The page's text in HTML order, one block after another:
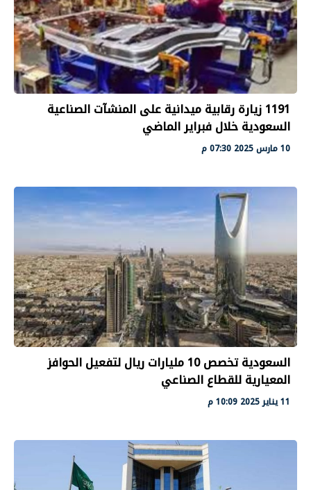
1191 زيارة رقابية ميدانية على المنشآت الصناعية
السعودية خلال فبراير الماضي
10 مارس 2025 07:30 م
السعودية تخصص 10 مليارات ريال لتفعيل الحوافز
المعيارية للقطاع الصناعي
11 يناير 2025 10:09 م